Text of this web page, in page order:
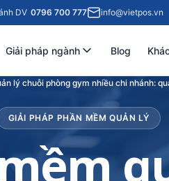
DV 0796 700 777 info@vietpos.vn
Giải pháp ngành Blog
lý chuỗi phòng gym nhiều chi nhánh:
GIẢI PHÁP PHẦN MỀM QUẢN LÝ